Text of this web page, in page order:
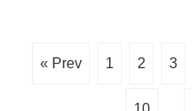
« Prev 1 2 3